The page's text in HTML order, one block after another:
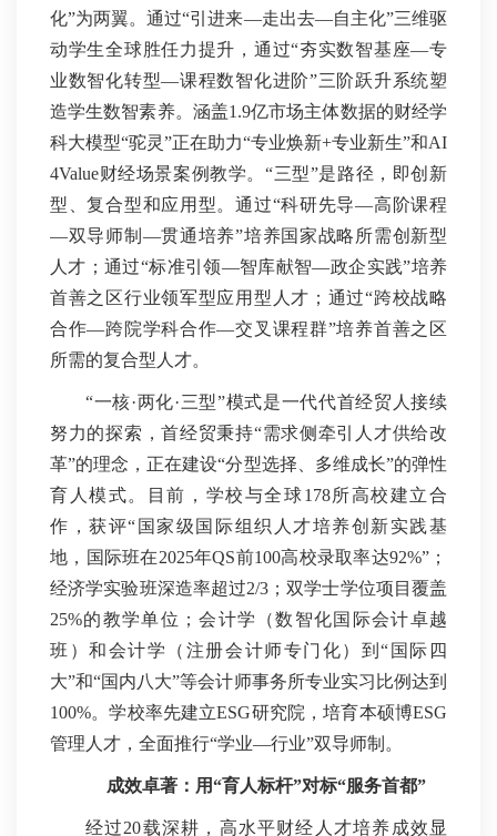
化”为两翼。通过“引进来—走出去—自主化”三维驱
动学生全球胜任力提升，通过“夯实数智基座—专
业数智化转型—课程数智化进阶”三阶跃升系统塑
造学生数智素养。涵盖1.9亿市场主体数据的财经学
科大模型“驼灵”正在助力“专业焕新+专业新生”和AI
4Value财经场景案例教学。“三型”是路径，即创新
型、复合型和应用型。通过“科研先导—高阶课程
—双导师制—贯通培养”培养国家战略所需创新型
人才；通过“标准引领—智库献智—政企实践”培养
首善之区行业领军型应用型人才；通过“跨校战略
合作—跨院学科合作—交叉课程群”培养首善之区
所需的复合型人才。
“一核·两化·三型”模式是一代代首经贸人接续
努力的探索，首经贸秉持“需求侧牵引人才供给改
革”的理念，正在建设“分型选择、多维成长”的弹性
育人模式。目前，学校与全球178所高校建立合
作，获评“国家级国际组织人才培养创新实践基
地，国际班在2025年QS前100高校录取率达92%”；
经济学实验班深造率超过2/3；双学士学位项目覆盖
25%的教学单位；会计学（数智化国际会计卓越
班）和会计学（注册会计师专门化）到“国际四
大”和“国内八大”等会计师事务所专业实习比例达到
100%。学校率先建立ESG研究院，培育本硕博ESG
管理人才，全面推行“学业—行业”双导师制。
成效卓著： 用“育人标杆”对标“服务首都”
经过20载深耕，高水平财经人才培养成效显